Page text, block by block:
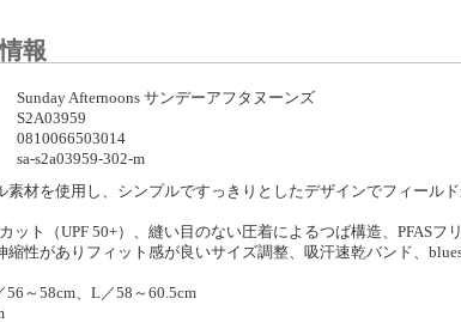
報
Sunday Afternoons サンデーアフタヌーンズ
S2A03959
0810066503014
sa-s2a03959-302-m
素材を使用し、シンプルですっきりとしたデザインでフィール
カット（UPF 50+）、縫い目のない圧着によるつば構造、PFAS
縮性がありフィット感が良いサイズ調整、吸汗速乾バンド、
～58cm、L／58～60.5cm